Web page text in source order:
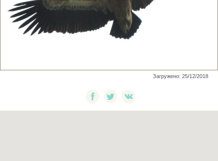
Загружено: 25/12/2018